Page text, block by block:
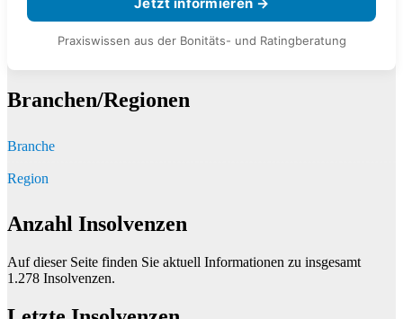
Praxiswissen aus der Bonitäts- und Ratingberatung
Branchen/Regionen
Branche
Region
Anzahl Insolvenzen
Auf dieser Seite finden Sie aktuell Informationen zu insgesamt
1.278 Insolvenzen.